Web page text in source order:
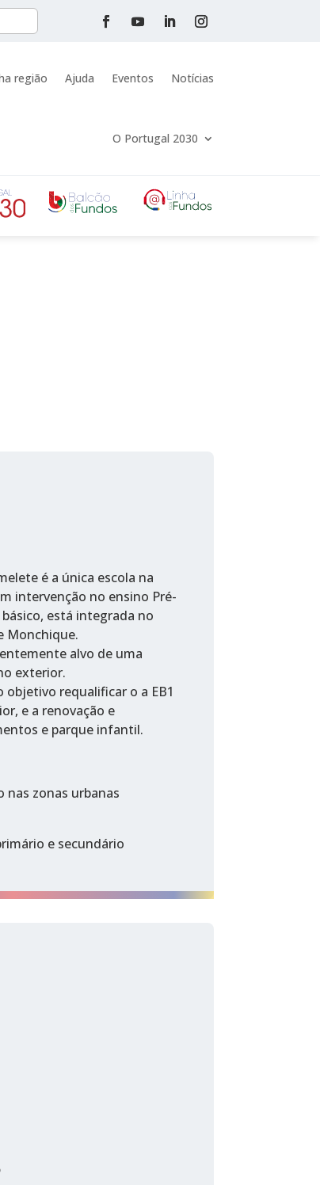
região Ajuda Eventos Notícias
O Portugal 2030
é a única escola na
intervenção no ensino Pré-
está integrada no
Monchique.
alvo de uma
exterior.
requalificar o a EB1
e a renovação e
e parque infantil.
zonas urbanas
e secundário